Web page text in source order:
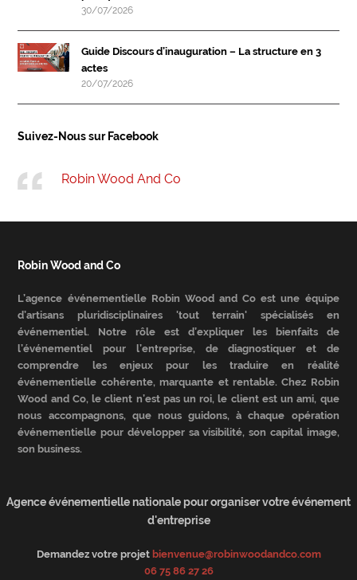
30/07/2026
Guide Discours d’inauguration – La structure en 3
actes
20/07/2026
Suivez-Nous sur Facebook
Robin Wood And Co
Robin Wood and Co
L’agence événementielle Robin Wood and Co est une équipe
d’artisans pluridisciplinaires 'tout terrain' spécialisés en
événementiel. Notre rôle est d’expliquer les bienfaits de
l’événementiel pour l’entreprise, de diagnostiquer et de
comprendre les enjeux pour les traduire en réalité
événementielle cohérente, marquante et rentable. Chez Robin
Wood and Co, le client n’est pas un roi, le client est un ami, que
nous accompagnons, que nous guidons, à chaque opération
événementielle pour développer sa visibilité, son capital image,
son business.
Agence événementielle nationale pour organiser votre événement
d'entreprise
Demandez votre projet bienvenue@robinwoodandco.com
06 75 86 27 26